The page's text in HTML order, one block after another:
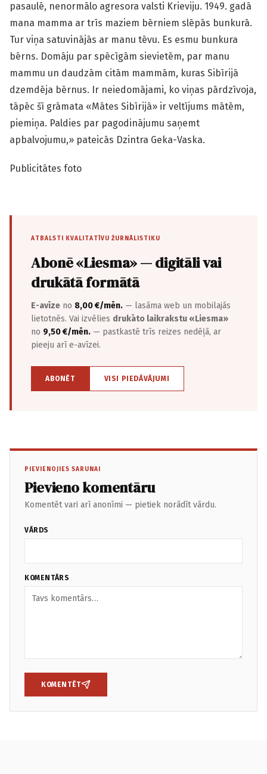
pasaulē, nenormālo agresora valsti Krieviju. 1949. gadā
mana mamma ar trīs maziem bērniem slēpās bunkurā.
Tur viņa satuvinājās ar manu tēvu. Es esmu bunkura
bērns. Domāju par spēcīgām sievietēm, par manu
mammu un daudzām citām mammām, kuras Sibīrijā
dzemdēja bērnus. Ir neiedomājami, ko viņas pārdzīvoja,
tāpēc šī grāmata «Mātes Sibīrijā» ir veltījums mātēm,
piemiņa. Paldies par pagodinājumu saņemt
apbalvojumu,» pateicās Dzintra Geka-Vaska.
Publicitātes foto
ATBALSTI KVALITATĪVU ŽURNĀLISTIKU
Abonē «Liesma» — digitāli vai
drukātā formātā
E-avīze no 8,00 €/mēn. — lasāma web un mobilajās
lietotnēs. Vai izvēlies drukāto laikrakstu «Liesma»
no 9,50 €/mēn. — pastkastē trīs reizes nedēļā, ar
pieeju arī e-avīzei.
ABONĒT VISI PIEDĀVĀJUMI
PIEVIENOJIES SARUNAI
Pievieno komentāru
Komentēt vari arī anonīmi — pietiek norādīt vārdu.
VĀRDS
KOMENTĀRS
KOMENTĒT